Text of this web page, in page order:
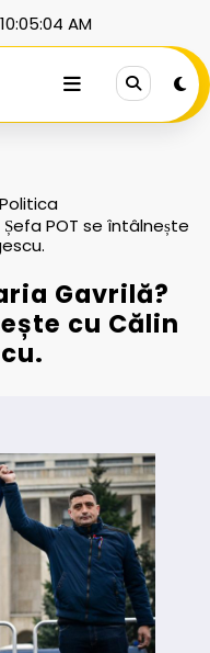
10:05:04 AM
Politica
POT se întâlnește
Gavrilă?
cu Călin